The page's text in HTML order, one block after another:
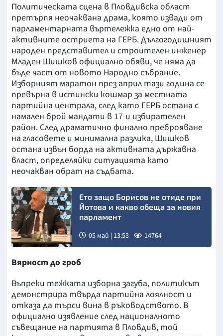
Политическата сцена в Пловдивска област
претърпя неочаквана драма, която извади от
парламентарната въртележка едно от най-
активните остриета на ГЕРБ. Дългогодишният
народен представител и строителен инженер
Младен Шишков официално обяви, че няма да
бъде част от новото Народно събрание.
Изборният маратон през април тази година се
превърна в истински кошмар за местната
партийна централа, след като ГЕРБ остана с
намален брой мандати в 17-и избирателен
район. След драматично финално преброяване
на гласовете и минимална разлика, Шишков
остана извън борда на активната държавна
власт, определяйки ситуацията като
неочакван обрат на съдбата.
Ето защо Борисов не отиде при
Йотова и какво обеща за новия
парламент
05 май | 13:53 14764
Вярност до гроб
Въпреки тежката изборна загуба, политикът
демонстрира твърда партийна лоялност и
отказа да търси вина в ръководството. В
официално изявление след националното
съвещание на партията в Пловдив, той